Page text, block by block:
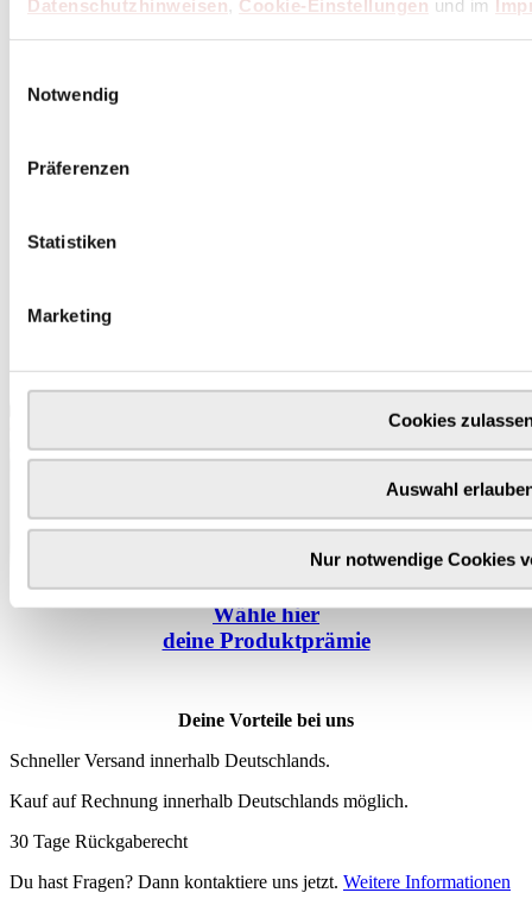
Datenschutzhinweisen, Cookie-Einstellungen und im
Notwendig
Präferenzen
Statistiken
Marketing
Cookies
Auswahl
Nur notwendige Cookies
Wählehier
deine Produktprämie
Deine Vorteile bei uns
Schneller Versand innerhalb Deutschlands.
Kauf auf Rechnung innerhalb Deutschlands möglich.
30 Tage Rückgaberecht
Du hast Fragen? Dann kontaktiere uns jetzt. Weitere Informationen